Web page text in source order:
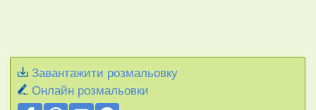
Завантажити розмальовку
Онлайн розмальовки